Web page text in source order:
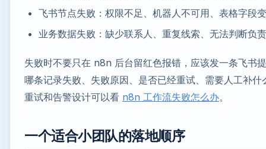
飞书节点失败：权限不足、机器人不可用、表格字段
业务数据失败：缺少联系人、重复线索、无法判断负
失败时不要只在 n8n 后台留红色报错，应该发一条飞书
哪条记录失败、失败原因、是否已经重试、需要人工补什
重试和告警设计可以看 n8n 工作流失败怎么办。
一个适合小团队的落地顺序